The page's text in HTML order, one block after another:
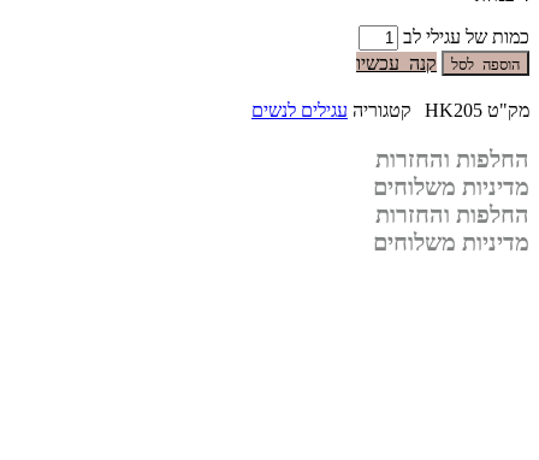
כמות של עגילי לב
הוספה לסל קנה עכשיו
מק"ט HK205 קטגוריה עגילים לנשים
החלפות והחזרות
מדיניות משלוחים
החלפות והחזרות
מדיניות משלוחים